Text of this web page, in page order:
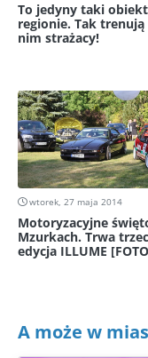
To jedyny taki
regionie. Tak trenują
nim strażacy!
wtorek, 27 maja 2014
Motoryzacyjne
Mzurkach. Trwa
edycja ILLUME
A może w